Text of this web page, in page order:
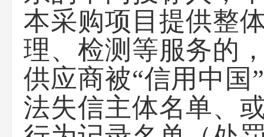
本采购项目提供整
理、检测等服务的
供应商被“信用中
法失信主体名单、